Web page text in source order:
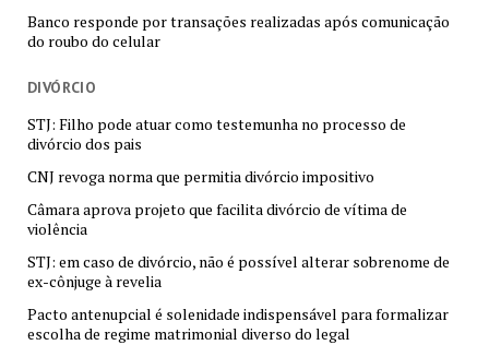
Banco responde por transações realizadas após comunicação
do roubo do celular
DIVÓRCIO
STJ: Filho pode atuar como testemunha no processo de
divórcio dos pais
CNJ revoga norma que permitia divórcio impositivo
Câmara aprova projeto que facilita divórcio de vítima de
violência
STJ: em caso de divórcio, não é possível alterar sobrenome de
ex-cônjuge à revelia
Pacto antenupcial é solenidade indispensável para formalizar
escolha de regime matrimonial diverso do legal